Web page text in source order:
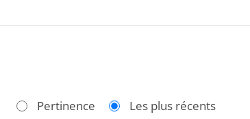
Pertinence Les plus récents